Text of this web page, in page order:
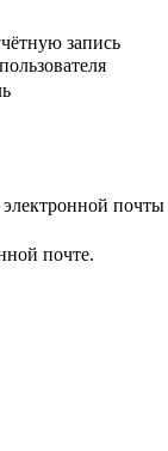
запись
почты
почте.